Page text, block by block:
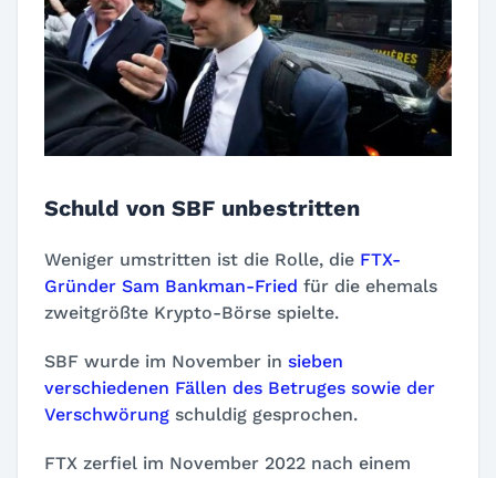
Schuld von SBF unbestritten
Weniger umstritten ist die Rolle, die FTX-
Gründer Sam Bankman-Fried für die ehemals
zweitgrößte Krypto-Börse spielte.
SBF wurde im November in sieben
verschiedenen Fällen des Betruges sowie der
Verschwörung schuldig gesprochen.
FTX zerfiel im November 2022 nach einem